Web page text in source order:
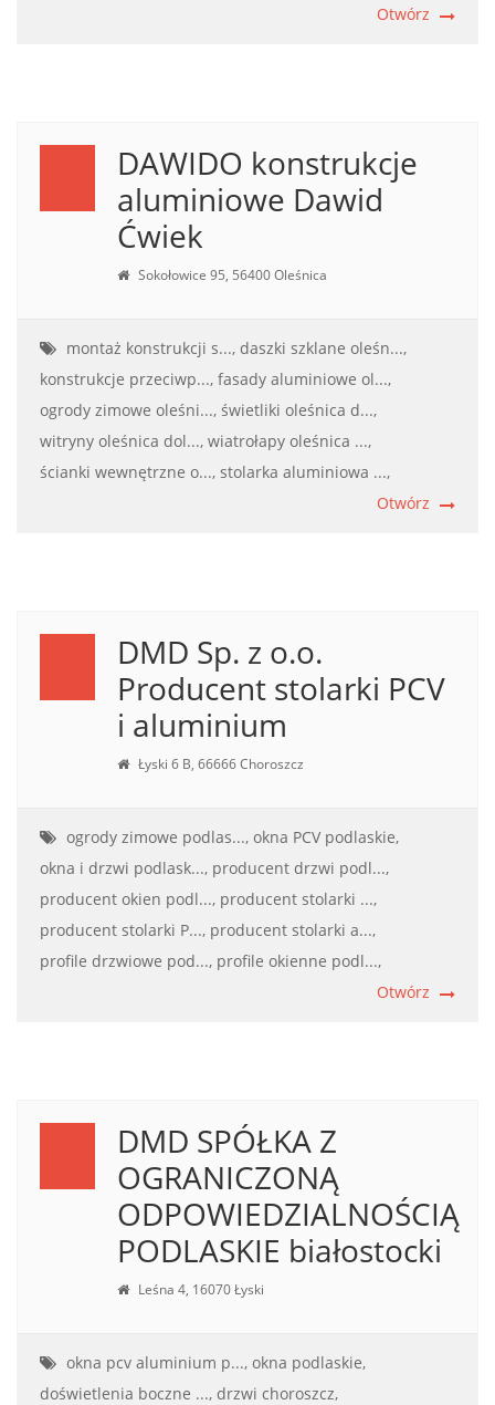
Otwórz
DAWIDO konstrukcje
aluminiowe Dawid
Ćwiek
Sokołowice 95, 56400 Oleśnica
montaż konstrukcji s..., daszki szklane oleśn...,
konstrukcje przeciwp..., fasady aluminiowe ol...,
ogrody zimowe oleśni..., świetliki oleśnica d...,
witryny oleśnica dol..., wiatrołapy oleśnica ...,
ścianki wewnętrzne o..., stolarka aluminiowa ...,
Otwórz
DMD Sp. z o.o.
Producent stolarki PCV
i aluminium
Łyski 6 B, 66666 Choroszcz
ogrody zimowe podlas..., okna PCV podlaskie,
okna i drzwi podlask..., producent drzwi podl...,
producent okien podl..., producent stolarki ...,
producent stolarki P..., producent stolarki a...,
profile drzwiowe pod..., profile okienne podl...,
Otwórz
DMD SPÓŁKA Z
OGRANICZONĄ
ODPOWIEDZIALNOŚCIĄ
PODLASKIE białostocki
Leśna 4, 16070 Łyski
okna pcv aluminium p..., okna podlaskie,
doświetlenia boczne ..., drzwi choroszcz,